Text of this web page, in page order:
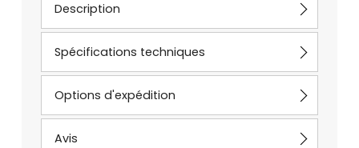
Description
Spécifications techniques
Options d'expédition
Avis